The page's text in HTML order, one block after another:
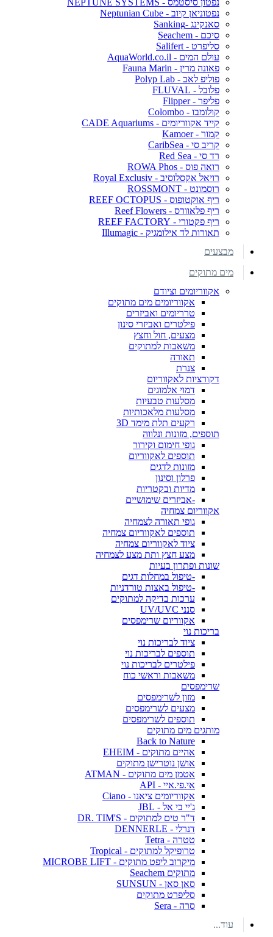
נפטוניאן קיוב - Neptunian Cube
סאנקינג -Sanking
סיכם - Seachem
סליפרט - Salifert
עולם המים - AquaWorld.co.il
פאונה מרין - Fauna Marin
פוליפ לאב - Polyp Lab
פלובל - FLUVAL
פליפר - Flipper
קולומבו - Colombo
קייד אקווריומים - CADE Aquariums
קמור - Kamoer
קריב סי - CaribSea
רד סי - Red Sea
רואה פוס - ROWA Phos
רויאל אקסלוסיב - Royal Exclusiv
רוסמונט - ROSSMONT
ריף אוקטופוס - REEF OCTOPUS
ריף פלאוורס - Reef Flowers
ריף פקטורי - REEF FACTORY
תאורות לד אילומגיק - Illumagic
מבצעים
מים מתוקים
אקווריומים וציודם
אקווריומים מים מתוקים
טרריומים ואביזרים
פילטרים ואביזרי סינון
מצעים, חול וחצץ
משאבות למתוקים
תאורה
צנרת
דקורציות לאקווריום
דמוי אלמוגים
מסלעות טבעיות
מסלעות מלאכותיות
רקעים תלת מימד 3D
תוספים, מזונות ונלווה
גופי חימום וקירור
תוספים לאקווריום
מזונות לדגים
פרלון וסינון
מדיות ובקטריות
-אביזרים שימושיים
אקווריום צמחיה
גופי תאורה לצמחיה
תוספים לאקווריום צמחיה
ציוד לאקווריום צמחיה
מצע חצץ ותת מצע לצמחיה
שונות ופתרון בעיות
-טיפול במחלות דגים
-טיפול באצות טורדניות
ערכות בדיקה למתוקים
סנני UV/UVC
אקווריום שרימפסים
בריכות נוי
ציוד לבריכות נוי
תוספים לבריכות נוי
פילטרים לבריכות נוי
משאבות וראשי כוח
שרימפסים
מזון לשרימפסים
מצעים לשרימפסים
תוספים לשרימפסים
מותגים מים מתוקים
Back to Nature
אהיים מתוקים - EHEIM
אושן נוטרישן מתוקים
אטמן מים מתוקים - ATMAN
אי.פי.איי - API
אקווריומים ציאנו - Ciano
ג'יי בי אל - JBL
ד"ר טים למתוקים - DR. TIM'S
דנרלי - DENNERLE
טטרה - Tetra
טרופיקל למתוקים - Tropical
מיקרוב ליפט מתוקים - MICROBE LIFT
מתוקים Seachem
סאן סאן - SUNSUN
סליפרט מתוקים
סרה - Sera
עוד...